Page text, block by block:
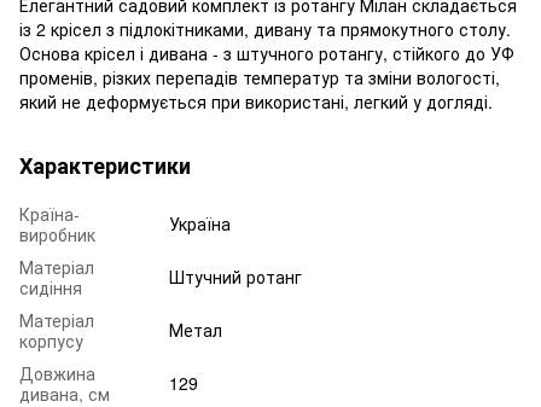
із 2 крісел з підлокітниками, дивану та прямокутного столу.
Основа крісел і дивана - з штучного ротангу, стійкого до УФ
променів, різких перепадів температур та зміни вологості,
який не деформується при використані, легкий у догляді.
Характеристики
Країна-
виробник
Україна
Матеріал
сидіння
Штучний ротанг
Матеріал
корпусу
Метал
Довжина
дивана, см
129